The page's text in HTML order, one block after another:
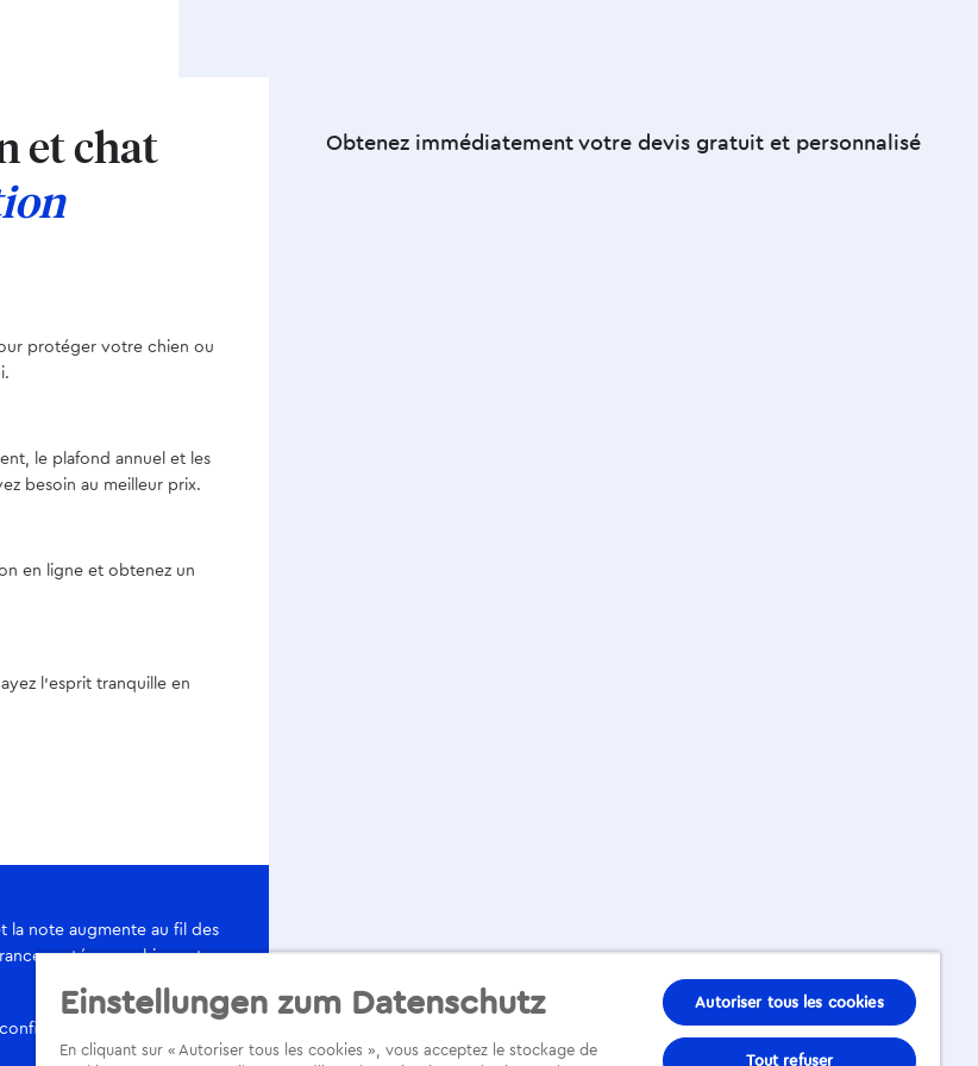
et chat
protéger votre chien ou
le plafond annuel et les
besoin au meilleur prix.
en ligne et obtenez un
l’esprit tranquille en
la note augmente au fil des
santé pour chiens et
Obtenez immédiatement votre devis gratuit et personnalisé
Einstellungen zum Datenschutz
En cliquant sur « Autoriser tous les cookies », vous acceptez le stockage de
Autoriser tous les cookies
Tout refuser